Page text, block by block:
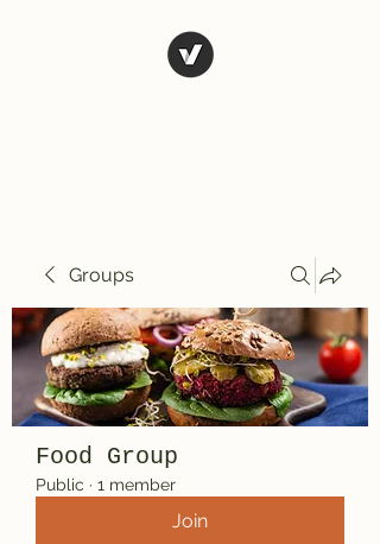
Groups
Food Group
Public · 1 member
Join